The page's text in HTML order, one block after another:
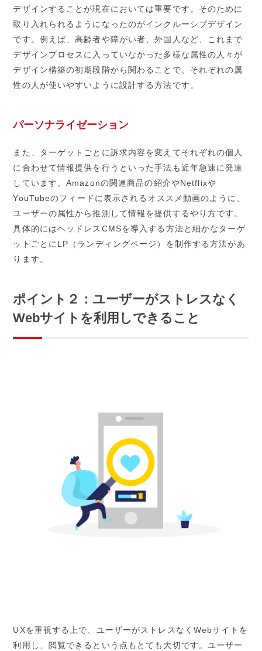
デザインすることが現在においては重要です。そのために
取り入れられるようになったのがインクルーシブデザイン
です。例えば、高齢者や障がい者、外国人など、これまで
デザインプロセスに入っていなかった多様な属性の人々が
デザイン構築の初期段階から関わることで、それぞれの属
性の人が使いやすいように設計する方法です。
パーソナライゼーション
また、ターゲットごとに訴求内容を変えてそれぞれの個人
に合わせて情報提供を行うといった手法も近年急速に発達
しています。Amazonの関連商品の紹介やNetflixや
YouTubeのフィードに表示されるオススメ動画のように、
ユーザーの属性から推測して情報を提供するやり方です。
具体的にはヘッドレスCMSを導入する方法と細かなターゲ
ットごとにLP（ランディングページ）を制作する方法があ
ります。
ポイント２：ユーザーがストレスなく
Webサイトを利用しできること
UXを重視する上で、ユーザーがストレスなくWebサイトを
利用し、閲覧できるという点もとても大切です。ユーザー